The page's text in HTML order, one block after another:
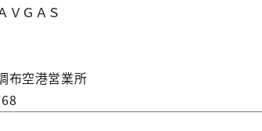
ＧＡＳ
空港営業所